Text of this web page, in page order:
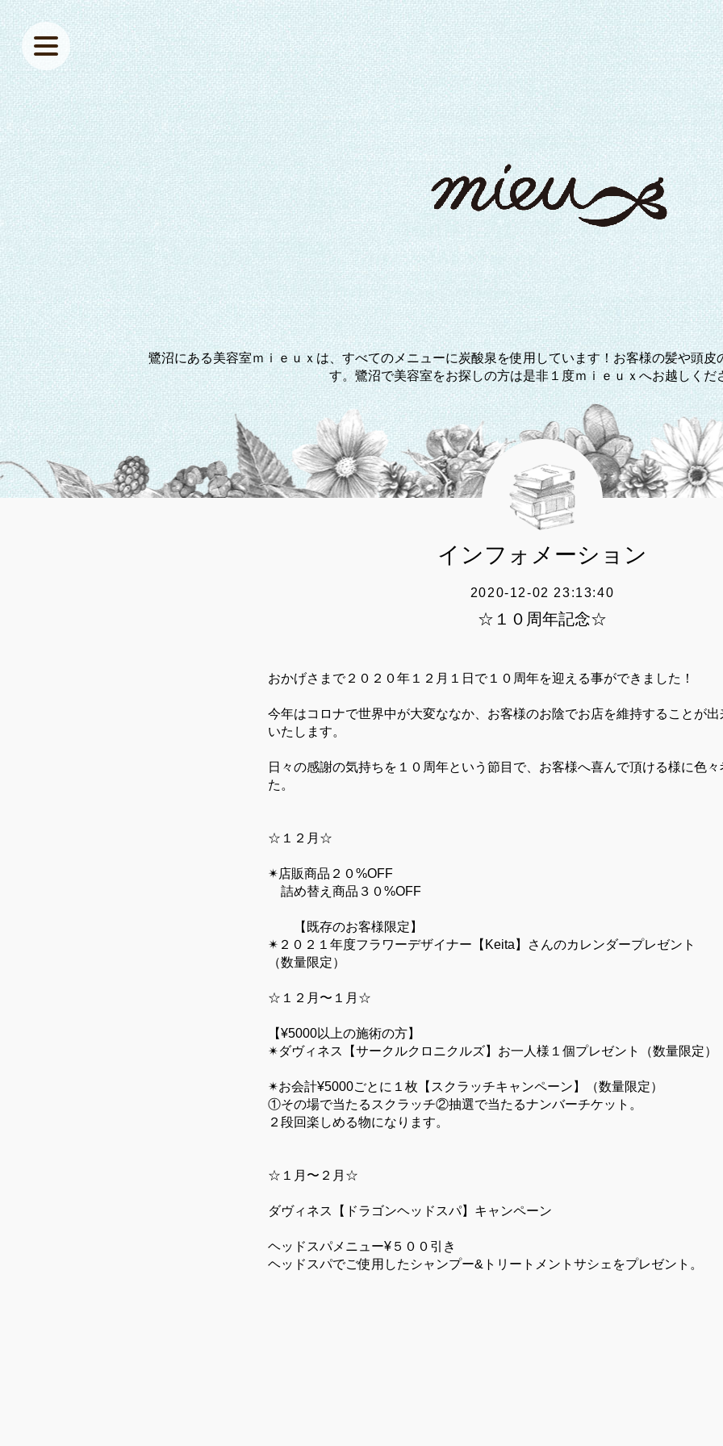
鷺沼にある美容室ｍｉｅｕｘは、すべてのメニューに炭酸泉を使用しています！お客様の髪や頭
す。鷺沼で美容室をお探しの方は是非１度ｍｉｅｕｘへお越しくだ
インフォメーション
2020-12-02 23:13:40
☆１０周年記念☆
おかげさまで２０２０年１２月１日で１０周年を迎える事ができました！
今年はコロナで世界中が大変ななか、お客様のお陰でお店を維持することが
いたします。
日々の感謝の気持ちを１０周年という節目で、お客様へ喜んで頂ける様に色々
た。
☆１２月☆
✴︎店販商品２０%OFF
詰め替え商品３０%OFF
【既存のお客様限定】
✴︎２０２１年度フラワーデザイナー【Keita】さんのカレンダープレゼント
（数量限定）
☆１２月〜１月☆
【¥5000以上の施術の方】
✴︎ダヴィネス【サークルクロニクルズ】お一人様１個プレゼント（数量限定）
✴︎お会計¥5000ごとに１枚【スクラッチキャンペーン】（数量限定）
①その場で当たるスクラッチ②抽選で当たるナンバーチケット。
２段回楽しめる物になります。
☆１月〜２月☆
ダヴィネス【ドラゴンヘッドスパ】キャンペーン
ヘッドスパメニュー¥５００引き
ヘッドスパでご使用したシャンプー&トリートメントサシェをプレゼント。